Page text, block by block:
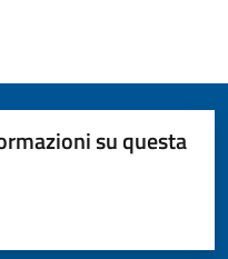
su questa
5